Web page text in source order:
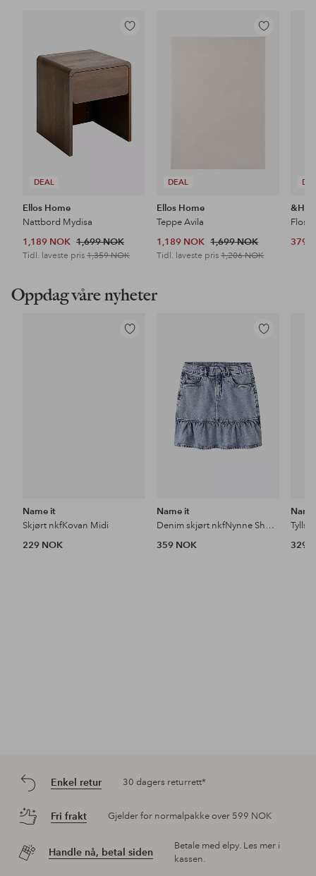
DEAL
Legg
favoritter
Ellos Home
Nattbord Mydisa
1,189 NOK 1,699 NOK
Tidl. laveste pris 1,359 NOK
DEAL
Legg
Ellos Home
Teppe Avila
1,189 NOK 1,699 NOK
Tidl. laveste pris1,206 NOK
379
Oppdag våre nyheter
Legg
Name it
Skjørt nkfKovan Midi
229 NOK
Legg
Name it
Denim skjørt nkfNynne Short 2072-mj
359 NOK
329
Enkel retur 30 dagers returrett*
Fri frakt Gjelder for normalpakke over 599 NOK
Handle nå, betal siden
Betale med elpy. Les mer i
kassen.